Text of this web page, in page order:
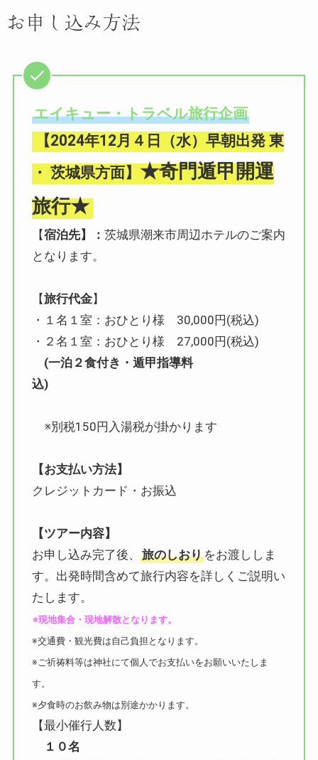
お申し込み方法
エイキュー・トラベル旅行企画
【2024年12月４日（水）早朝出発 東
・ 茨城県方面】 ★奇門遁甲開運
旅行★
【宿泊先】：茨城県潮来市周辺ホテルのご案内
となります。
【旅行代金】
・１名１室：おひとり様 30,000円(税込)
・２名１室：おひとり様 27,000円(税込)
(一泊２食付き・遁甲指導料
込)
※別税150円入湯税が掛かります
【お支払い方法】
クレジットカード・お振込
【ツアー内容】
お申し込み完了後、旅のしおりをお渡ししま
す。出発時間含めて旅行内容を詳しくご説明い
たします。
※現地集合・現地解散となります。
※交通費・観光費は自己負担となります。
※ご祈祷料等は神社にて個人でお支払いをお願いいたしま
す。
※夕食時のお飲み物は別途かかります。
【最小催行人数】
１０名